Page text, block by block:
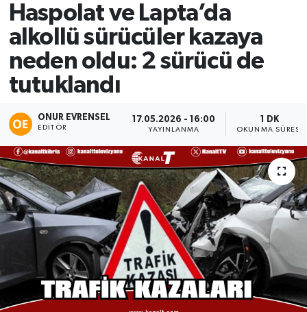
Haspolat ve Lapta’da
alkollü sürücüler kazaya
neden oldu: 2 sürücü de
tutuklandı
ONUR EVRENSEL
EDITÖR
17.05.2026 - 16:00
YAYINLANMA
1 DK
OKUNMA SÜRESI